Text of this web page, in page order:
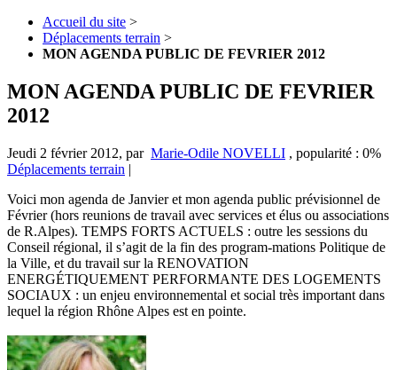
Accueil du site >
Déplacements terrain >
MON AGENDA PUBLIC DE FEVRIER 2012
MON AGENDA PUBLIC DE FEVRIER
2012
Jeudi 2 février 2012, par Marie-Odile NOVELLI , popularité : 0%
Déplacements terrain |
Voici mon agenda de Janvier et mon agenda public prévisionnel de
Février (hors reunions de travail avec services et élus ou associations
de R.Alpes). TEMPS FORTS ACTUELS : outre les sessions du
Conseil régional, il s’agit de la fin des program-mations Politique de
la Ville, et du travail sur la RENOVATION
ENERGÉTIQUEMENT PERFORMANTE DES LOGEMENTS
SOCIAUX : un enjeu environnemental et social très important dans
lequel la région Rhône Alpes est en pointe.